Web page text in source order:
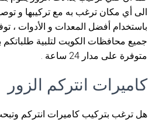
الى أي مكان ترغب به مع تركيبها و
باستخدام أفضل المعدات و الأدوات ،
جميع محافظات الكويت لتلبية طلباتكم
متوفرة على مدار 24 ساعة .
كاميرات انتركم الزور
هل ترغب بتركيب كاميرات انتركم